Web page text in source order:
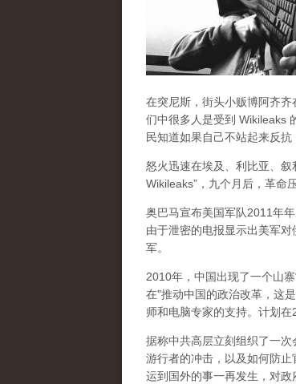
在突尼斯，街头小贩博阿齐
们中很多人是受到 Wikileaks
民知道如果自己不站起来反抗
怒火迅速在埃及、利比亚、
Wikileaks”，九个月后，革命
奥巴马宣布美国军队2011年
由于泄密的电报显示出美军
军。
2010年，中国出现了一个山
在"推动中国的政治改革，这
师和电脑专家的支持。计划在
据称中共高层立刻组织了一
游行者的冲击，以及如何防
运到国外的事一再发生，对政